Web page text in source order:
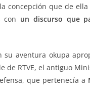
concepción que de
con un discurso que
su aventura okupa
RTVE, el antiguo
que pertenecía a